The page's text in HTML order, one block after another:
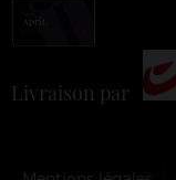
Livraison par